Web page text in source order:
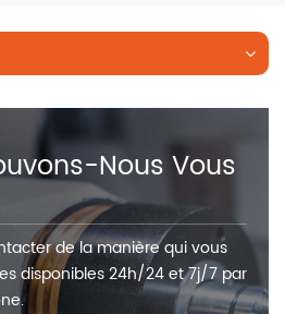
Nous Vous
de la manière qui vous
disponibles 24h/24 et 7j/7 par